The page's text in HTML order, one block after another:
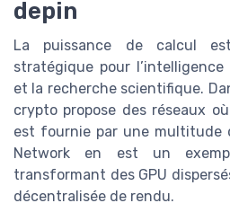
depin
La puissance de calcul
stratégique pour
et la recherche scientifique.
crypto propose des réseaux
est fournie par une multitude
Network en est un
transformant des GPU
décentralisée de rendu.